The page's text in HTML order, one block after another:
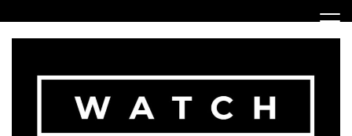
to
content